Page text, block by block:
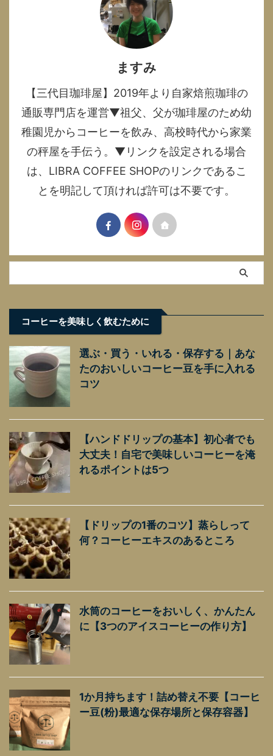
ますみ
【三代目珈琲屋】2019年より自家焙煎珈琲の
通販専門店を運営▼祖父、父が珈琲屋のため幼
稚園児からコーヒーを飲み、高校時代から家業
の秤屋を手伝う。▼リンクを設定される場合
は、LIBRA COFFEE SHOPのリンクであるこ
とを明記して頂ければ許可は不要です。
コーヒーを美味しく飲むために
選ぶ・買う・いれる・保存する｜あな
たのおいしいコーヒー豆を手に入れる
コツ
【ハンドドリップの基本】初心者でも
大丈夫！自宅で美味しいコーヒーを淹
れるポイントは5つ
【ドリップの1番のコツ】蒸らしって
何？コーヒーエキスのあるところ
水筒のコーヒーをおいしく、かんたん
に【3つのアイスコーヒーの作り方】
1か月持ちます！詰め替え不要【コーヒ
ー豆(粉)最適な保存場所と保存容器】